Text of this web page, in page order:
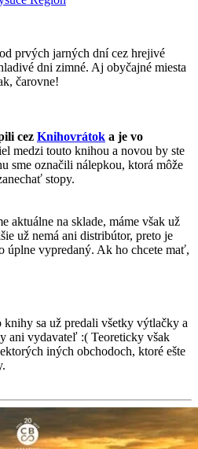
prvých jarných dní cez hrejivé
dni zimné. Aj obyčajné miesta
čarovne!
cez Knihovrátok a je vo
medzi touto knihou a novou by ste
sme označili nálepkou, ktorá môže
stopy.
aktuálne na sklade, máme však už
už nemá ani distribútor, preto je
úplne vypredaný. Ak ho chcete mať,
knihy sa už predali všetky výtlačky a
ani vydavateľ :( Teoreticky však
iných obchodoch, ktoré ešte